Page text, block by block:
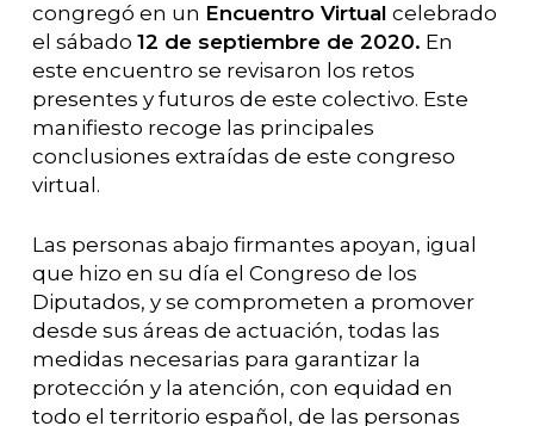
congregó en un Encuentro Virtual celebrado
el sábado 12 de septiembre de 2020. En
este encuentro se revisaron los retos
presentes y futuros de este colectivo. Este
manifiesto recoge las principales
conclusiones extraídas de este congreso
virtual.
Las personas abajo firmantes apoyan, igual
que hizo en su día el Congreso de los
Diputados, y se comprometen a promover
desde sus áreas de actuación, todas las
medidas necesarias para garantizar la
protección y la atención, con equidad en
todo el territorio español, de las personas